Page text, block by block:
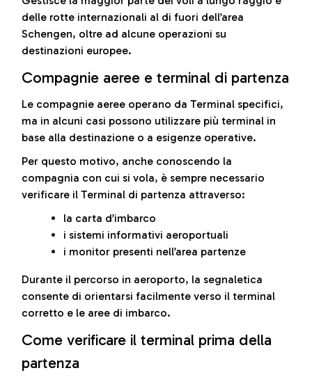
delle rotte internazionali al di fuori dell’area
Schengen, oltre ad alcune operazioni su
destinazioni europee.
Compagnie aeree e terminal di partenza
Le compagnie aeree operano da Terminal specifici,
ma in alcuni casi possono utilizzare più terminal in
base alla destinazione o a esigenze operative.
Per questo motivo, anche conoscendo la
compagnia con cui si vola, è sempre necessario
verificare il Terminal di partenza attraverso:
la carta d’imbarco
i sistemi informativi aeroportuali
i monitor presenti nell’area partenze
Durante il percorso in aeroporto, la segnaletica
consente di orientarsi facilmente verso il terminal
corretto e le aree di imbarco.
Come verificare il terminal prima della
partenza